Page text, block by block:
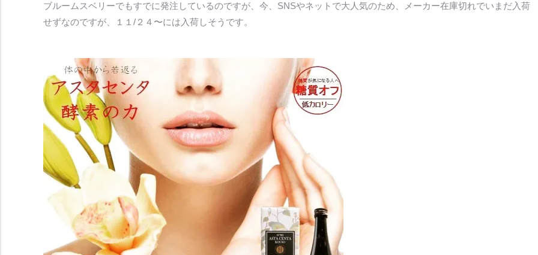
ブルームスベリーでもすでに発注しているのですが、今、SNSやネットで大人気のため、メーカー在庫切れでいまだ入荷
せずなのですが、１１/２４〜には入荷しそうです。